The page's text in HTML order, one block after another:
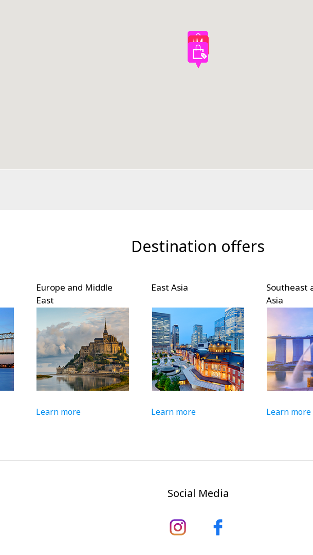
Destination offers
Europe and Middle
East
Learn more
East Asia
Learn more
Southeast
Asia
Learn more
Social Media